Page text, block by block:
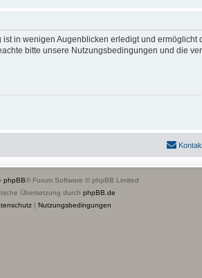
in wenigen Augenblicken erledigt und
bitte unsere Nutzungsbedingungen und die
phpBB® Forum Software © phpBB Limited
Übersetzung durch phpBB.de
| Nutzungsbedingungen